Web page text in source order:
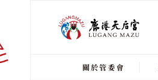
關於管委會